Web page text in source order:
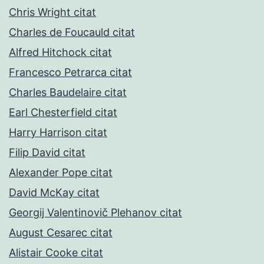
Chris Wright citat
Charles de Foucauld citat
Alfred Hitchock citat
Francesco Petrarca citat
Charles Baudelaire citat
Earl Chesterfield citat
Harry Harrison citat
Filip David citat
Alexander Pope citat
David McKay citat
Georgij Valentinovič Plehanov citat
August Cesarec citat
Alistair Cooke citat